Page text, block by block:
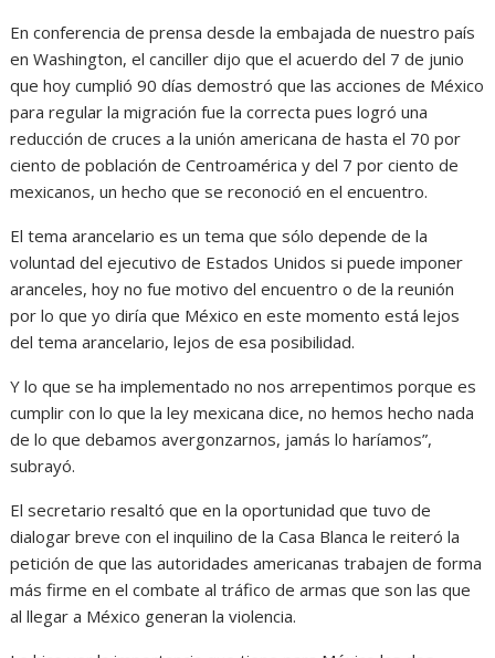
En conferencia de prensa desde la embajada de nuestro país
en Washington, el canciller dijo que el acuerdo del 7 de junio
que hoy cumplió 90 días demostró que las acciones de México
para regular la migración fue la correcta pues logró una
reducción de cruces a la unión americana de hasta el 70 por
ciento de población de Centroamérica y del 7 por ciento de
mexicanos, un hecho que se reconoció en el encuentro.
El tema arancelario es un tema que sólo depende de la
voluntad del ejecutivo de Estados Unidos si puede imponer
aranceles, hoy no fue motivo del encuentro o de la reunión
por lo que yo diría que México en este momento está lejos
del tema arancelario, lejos de esa posibilidad.
Y lo que se ha implementado no nos arrepentimos porque es
cumplir con lo que la ley mexicana dice, no hemos hecho nada
de lo que debamos avergonzarnos, jamás lo haríamos”,
subrayó.
El secretario resaltó que en la oportunidad que tuvo de
dialogar breve con el inquilino de la Casa Blanca le reiteró la
petición de que las autoridades americanas trabajen de forma
más firme en el combate al tráfico de armas que son las que
al llegar a México generan la violencia.